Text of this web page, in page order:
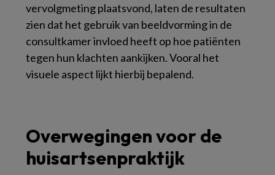
vervolgmeting plaatsvond, laten de resultaten
zien dat het gebruik van beeldvorming in de
consultkamer invloed heeft op hoe patiënten
tegen hun klachten aankijken. Vooral het
visuele aspect lijkt hierbij bepalend.
Overwegingen voor de
huisartsenpraktijk